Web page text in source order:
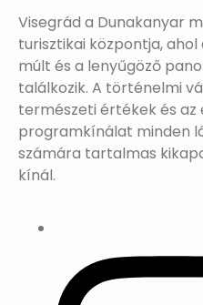
Visegrád a Dunakanyar
turisztikai központja, ahol
múlt és a lenyűgöző
találkozik. A történelmi
természeti értékek és az
programkínálat minden
számára tartalmas
kínál.